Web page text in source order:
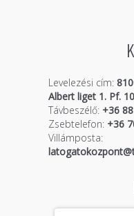
Levelezési cím:
Albert liget 1. Pf.
Távbeszélő:+36 88
Zsebtelefon:+36
Villámposta: